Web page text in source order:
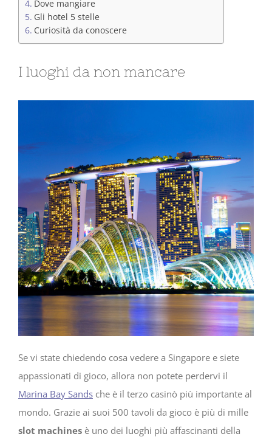
Dove mangiare
Gli hotel 5 stelle
Curiosità da conoscere
I luoghi da non mancare
Se vi state chiedendo cosa vedere a Singapore e siete
appassionati di gioco, allora non potete perdervi il
Marina Bay Sands che è il terzo casinò più importante al
mondo. Grazie ai suoi 500 tavoli da gioco è più di mille
slot machines è uno dei luoghi più affascinanti della